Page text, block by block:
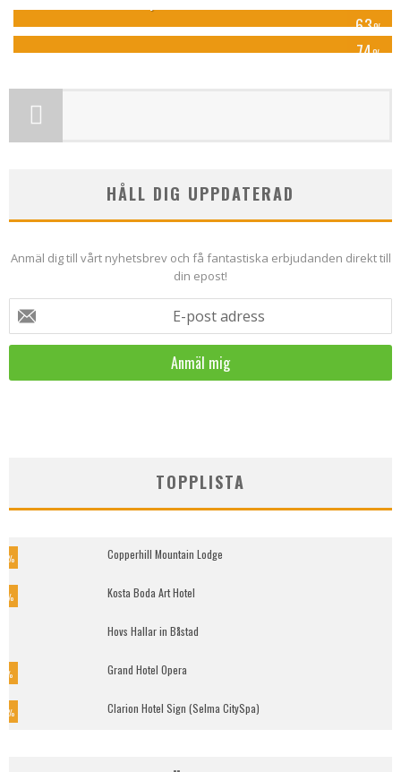
63%
74%
First Hotel Park Astoria
HÅLL DIG UPPDATERAD
Anmäl dig till vårt nyhetsbrev och få fantastiska erbjudanden direkt till
din epost!
E-post adress
TOPPLISTA
% Copperhill Mountain Lodge
% Kosta Boda Art Hotel
Hovs Hallar in Båstad
% Grand Hotel Opera
% Clarion Hotel Sign (Selma CitySpa)